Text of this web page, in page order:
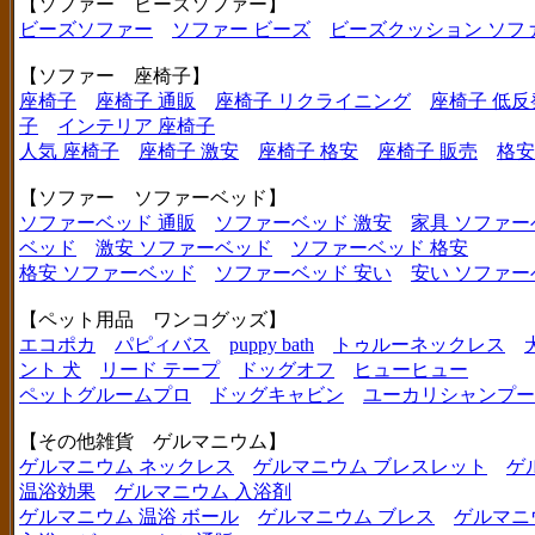
【ソファー ビーズソファー】
ビーズソファー
ソファー ビーズ ビーズクッション ソフ
【ソファー 座椅子】
座椅子
座椅子 通販 座椅子 リクライニング
座椅子 低反
子
インテリア 座椅子
人気 座椅子
座椅子 激安 座椅子 格安 座椅子 販売 格
【ソファー ソファーベッド】
ソファーベッド 通販
ソファーベッド 激安
家具 ソファー
ベッド
激安 ソファーベッド
ソファーベッド 格安
格安 ソファーベッド
ソファーベッド 安い 安い ソファー
【ペット用品 ワンコグッズ】
エコポカ
パピィバス puppy bath トゥルーネックレス
ント 犬
リード テープ ドッグオフ
ヒューヒュー
ペットグルームプロ
ドッグキャビン ユーカリシャンプー
【その他雑貨 ゲルマニウム】
ゲルマニウム ネックレス
ゲルマニウム ブレスレット
ゲ
温浴効果
ゲルマニウム 入浴剤
ゲルマニウム 温浴 ボール
ゲルマニウム ブレス
ゲルマニ